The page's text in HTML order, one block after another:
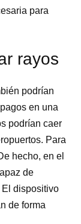
para
rayos
podrían
en una
podrían caer
Para
hecho, en el
de
El dispositivo
de forma